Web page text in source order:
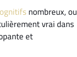
nombreux, ou
vrai dans
et